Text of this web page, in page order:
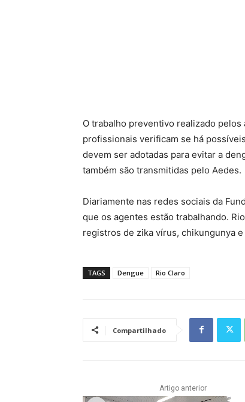
O trabalho preventivo realizado
profissionais verificam se há
devem ser adotadas para evitar a
também são transmitidas pelo Aedes.
Diariamente nas redes sociais da
que os agentes estão trabalhando.
registros de zika vírus, chikungunya
TAGS Dengue Rio Claro
Compartilhado
Artigo anterior